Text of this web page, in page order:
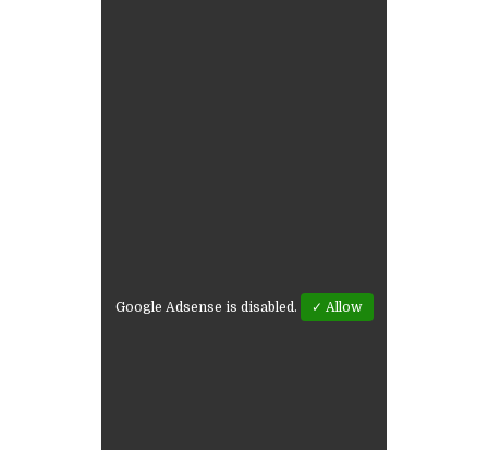
Google Adsense is disabled. ✓ Allow